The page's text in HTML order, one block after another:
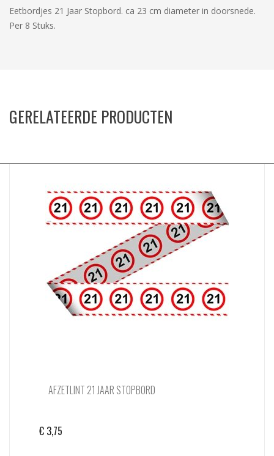
Eetbordjes 21 Jaar Stopbord. ca 23 cm diameter in doorsnede.
Per 8 Stuks.
GERELATEERDE PRODUCTEN
AFZETLINT 21 JAAR STOPBORD
€ 3,75